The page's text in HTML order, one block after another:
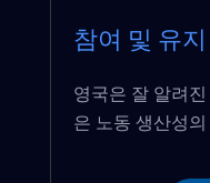
참여 및 유
영국은 잘 알려
은 노동 생산성의